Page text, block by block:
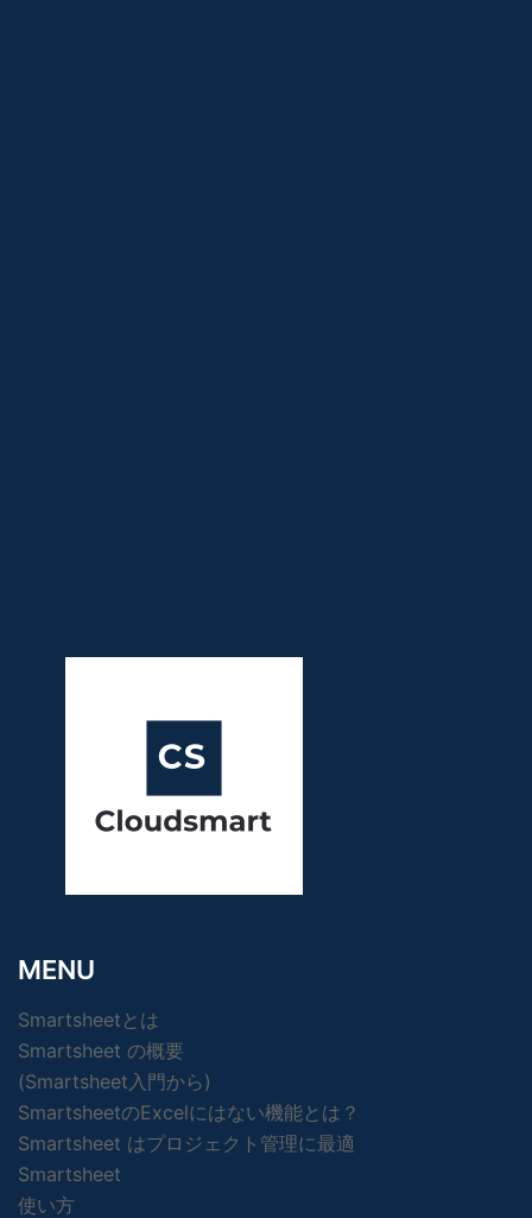
MENU
Smartsheetとは
Smartsheet の概要
(Smartsheet入門から)
SmartsheetのExcelにはない機能とは？
Smartsheet はプロジェクト管理に最適
Smartsheet
使い方